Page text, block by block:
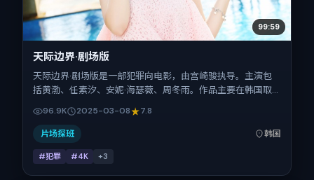
99:59
天际边界·剧场版
天际边界·剧场版是一部犯罪向电影，由宫崎骏执导。主演包
括黄渤、任素汐、安妮·海瑟薇、周冬雨。作品主要在韩国取
03-08，正片时长117分钟。
96.9K 2025-03-08 7.8
片场探班 韩国
#犯罪 #4K +3